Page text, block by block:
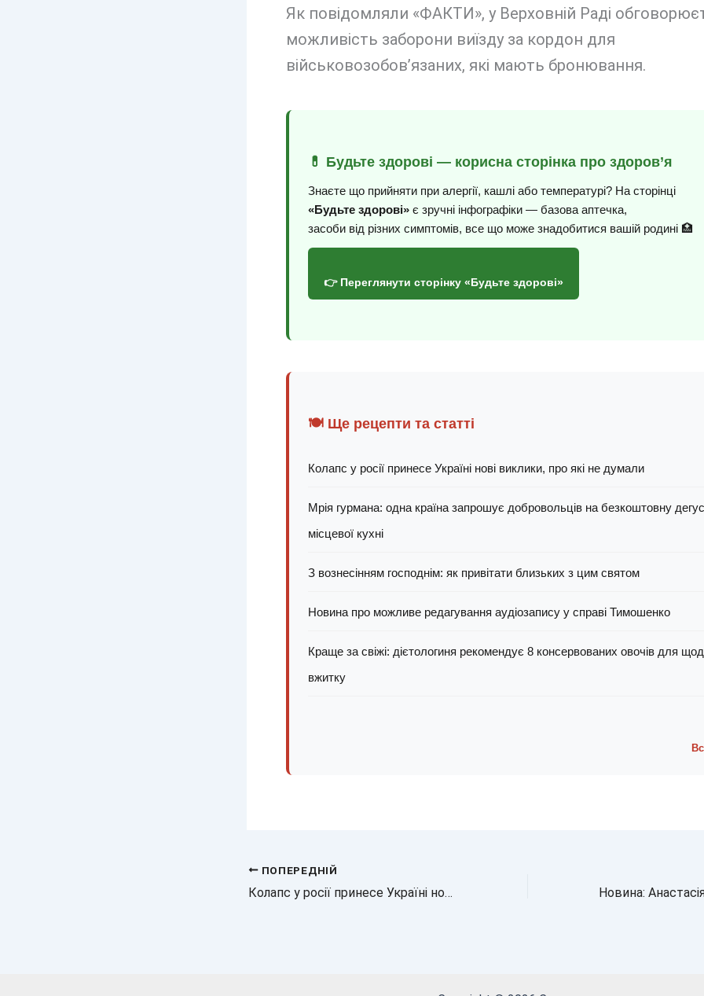
Як повідомляли «ФАКТИ», у Верховній Раді
можливість заборони виїзду за кордон для
військовозобов’язаних, які мають бронювання.
💊 Будьте здорові — корисна сторінка про здоров’я
Знаєте що прийняти при алергії, кашлі або температурі? На сторінці
«Будьте здорові»є зручні інфографіки — базова аптечка,
засоби від різних симптомів, все що може знадобитися вашій родині 🏥
👉 Переглянути сторінку «Будьте здорові»
🍽️ Ще рецепти та статті
Колапс у росії принесе Україні нові виклики, про які не думали
Мрія гурмана: одна країна запрошує добровольців на безкоштовну
місцевої кухні
З вознесінням господнім: як привітати близьких з цим святом
Новина про можливе редагування аудіозапису у справі Тимошенко
Краще за свіжі: дієтологиня рекомендує 8 консервованих овочів для
вжитку
ПОПЕРЕДНІЙ
Колапс у росії принесе Україні нові виклики, про які не думали